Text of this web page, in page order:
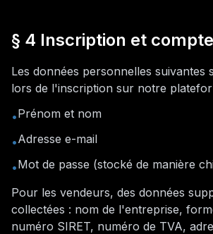
§ 4 Inscription et
Les données personnelles suivantes
lors de l'inscription sur notre
•Prénom et nom
•Adresse e-mail
•Mot de passe (stocké de manière
Pour les vendeurs, des données
collectées : nom de l'entreprise,
numéro SIRET, numéro de TVA,